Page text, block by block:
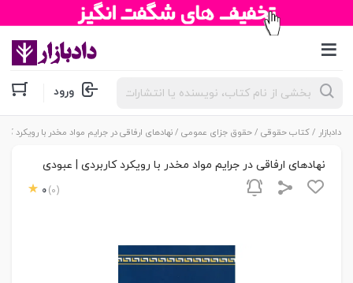
جستجوی
محصولات ورود
دادبازار /کتاب حقوقی /حقوق جزای عمومی / نهادهای ارفاقی در جرایم مواد مخدر با رویکرد
نهادهای ارفاقی در جرایم مواد مخدر با رویکرد کاربردی | عبودی
0 (0)